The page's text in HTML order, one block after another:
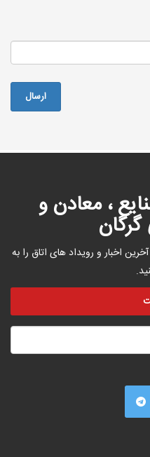
، معادن و
اخبار و رویداد های اتاق را به